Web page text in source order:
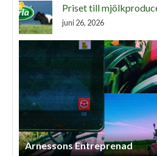
Priset till
juni 26, 2026
Arnessons Entreprenad